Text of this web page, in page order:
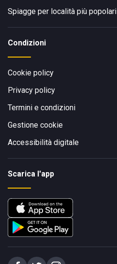
Spiagge per località più popolari
Condizioni
Cookie policy
Privacy policy
Termini e condizioni
Gestione cookie
Accessibilità digitale
Scarica l'app